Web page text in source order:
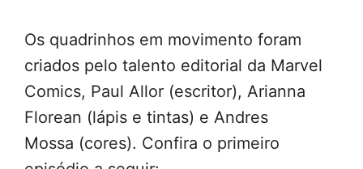
Os quadrinhos em movimento foram
criados pelo talento editorial da Marvel
Comics, Paul Allor (escritor), Arianna
Florean (lápis e tintas) e Andres
Mossa (cores). Confira o primeiro